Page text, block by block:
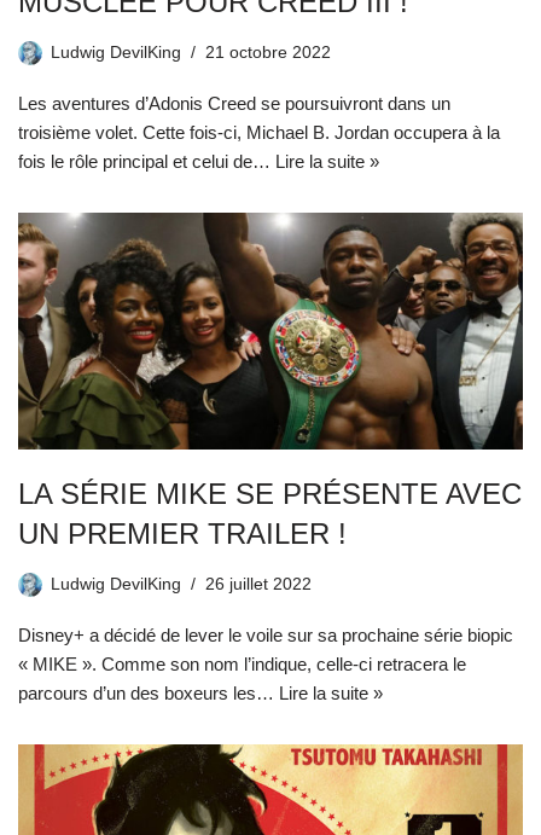
Ludwig DevilKing 21 octobre 2022
Les aventures d’Adonis Creed se poursuivront dans un
troisième volet. Cette fois-ci, Michael B. Jordan occupera à la
fois le rôle principal et celui de… Lire la suite »
LA SÉRIE MIKE SE PRÉSENTE AVEC
UN PREMIER TRAILER !
Ludwig DevilKing 26 juillet 2022
Disney+ a décidé de lever le voile sur sa prochaine série biopic
« MIKE ». Comme son nom l’indique, celle-ci retracera le
parcours d’un des boxeurs les… Lire la suite »